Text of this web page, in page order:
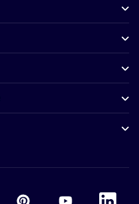
Accor Youtube
Accor